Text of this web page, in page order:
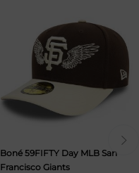
Boné 59FIFTY Day MLB San
Francisco Giants